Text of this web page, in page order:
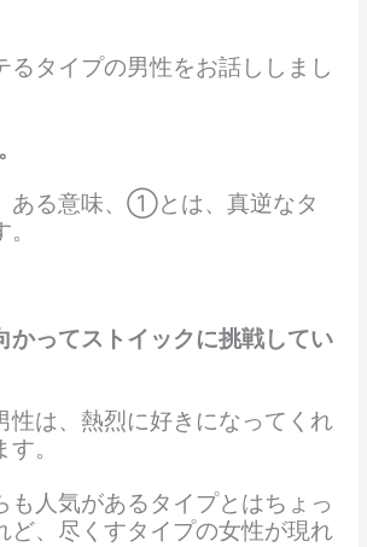
るタイプの男性をお話ししまし
ある意味、①とは、真逆なタ
かってストイックに挑戦してい
性は、熱烈に好きになってくれ
。
も人気があるタイプとはちょっ
ど、尽くすタイプの女性が現れ